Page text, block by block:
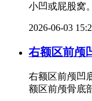
小凹或屁股窝
2026-06-03
右额区前颅
右额区前颅凹
额区前颅骨底